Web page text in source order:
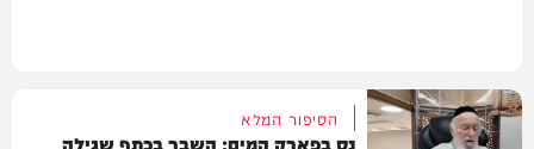
הסיפור המלא